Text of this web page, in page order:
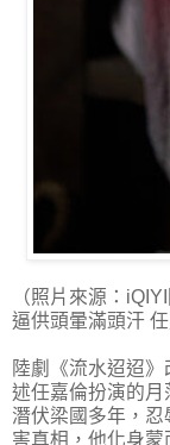
（照片來源：
逼供頭暈滿頭汗
陸劇《流水迢迢
述任嘉倫扮演的月
潛伏梁國多年，
害真相，他化身蒙